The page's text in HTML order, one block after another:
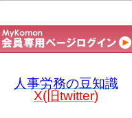
人事労務の豆知識
X(旧twitter)